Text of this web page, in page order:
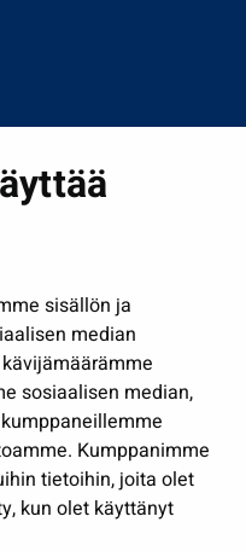
sisällön ja
median
sosiaalisen median,
Kumppanimme
tietoihin, joita olet
kun olet käyttänyt